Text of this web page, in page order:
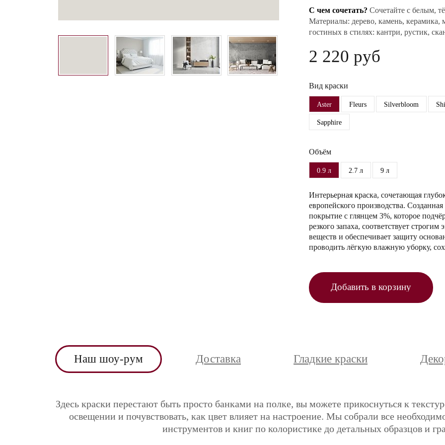
С чем сочетать? Сочетайте с белым,
Материалы: дерево, камень, керамика,
гостиных в стилях: кантри, рустик,
2 220 руб
Вид краски
Aster Fleurs Silverbloom
Sapphire
Объём
0.9 л 2.7 л 9 л
Интерьерная краска, сочетающая
европейского производства.
покрытие с глянцем 3%, которое
резкого запаха, соответствует
веществ и обеспечивает защиту
проводить лёгкую влажную уборку,
Добавить в корзину
Наш шоу-рум Доставка Гладкие краски
Здесь краски перестают быть просто банками на полке, вы можете прикоснуться к
освещении и почувствовать, как цвет влияет на настроение. Мы собрали все
инструментов и книг по колористике до детальных образцов и